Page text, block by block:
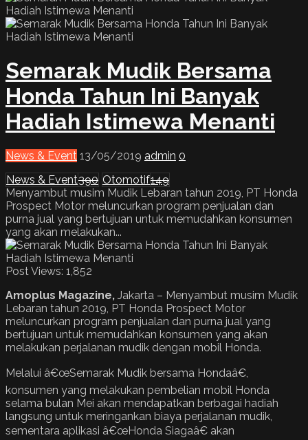
Semarak Mudik Bersama
Honda Tahun Ini Banyak
Hadiah Istimewa Menanti
News & Event 13/05/2019 admin 0
News & Event390 Otomotif149
Menyambut musim Mudik Lebaran tahun 2019, PT Honda
Prospect Motor meluncurkan program penjualan dan
purna jual yang bertujuan untuk memudahkan konsumen
yang akan melakukan...
Post Views: 1,852
Amoplus Magazine, Jakarta – Menyambut musim Mudik
Lebaran tahun 2019, PT Honda Prospect Motor
meluncurkan program penjualan dan purna jual yang
bertujuan untuk memudahkan konsumen yang akan
melakukan perjalanan mudik dengan mobil Honda.
Melalui â€œSemarak Mudik bersama Hondaâ€,
konsumen yang melakukan pembelian mobil Honda
selama bulan Mei akan mendapatkan berbagai hadiah
langsung untuk meringankan biaya perjalanan mudik,
sementara aplikasi â€œHonda Siagaâ€ akan